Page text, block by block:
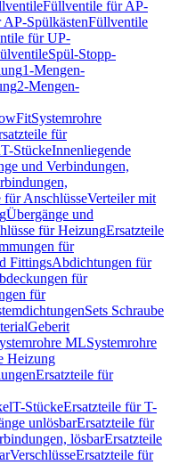
Füllventile für AP-
SpülkästenFüllventile
für UP-
Spül-Stopp-
1-Mengen-
2-Mengen-
Systemrohre
für
T-StückeInnenliegende
und Verbindungen,
für AnschlüsseVerteiler mit
Übergänge und
für HeizungErsatzteile
für
FittingsAbdichtungen für
für
für
Sets Schraube
Geberit
MLSystemrohre
Heizung
Ersatzteile für
T-StückeErsatzteile für T-
unlösbarErsatzteile für
lösbarErsatzteile
VerschlüsseErsatzteile für